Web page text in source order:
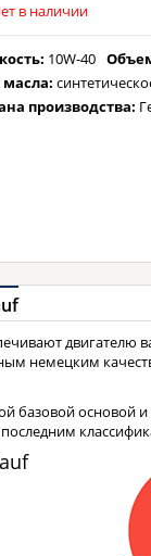
в наличии
10W-40
масла:
производства:
двигателю
немецким
базовой основой